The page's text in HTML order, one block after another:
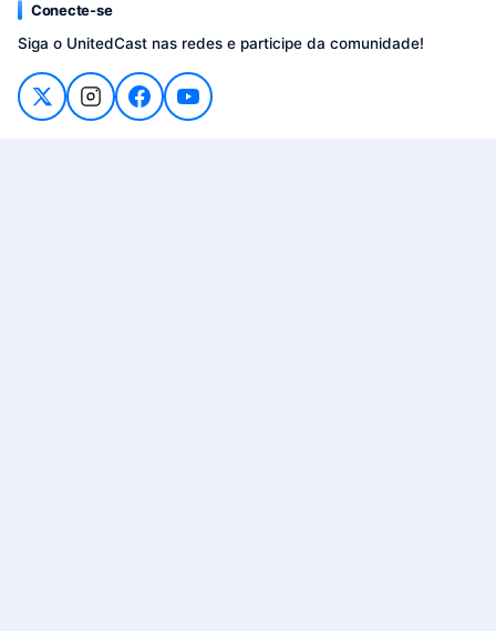
Conecte-se
Siga o UnitedCast nas redes e participe da comunidade!